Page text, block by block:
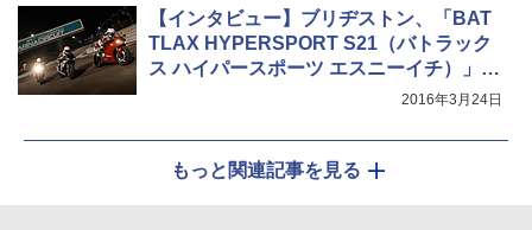
【インタビュー】ブリヂストン、「BAT
TLAX HYPERSPORT S21（バトラック
ス ハイパースポーツ エスニーイチ）」開
2016年3月24日
もっと関連記事を見る